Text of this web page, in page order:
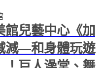
Sh...
館兒藝中心《加
減—和身體玩遊